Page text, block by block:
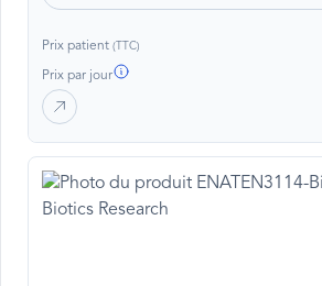
Prix patient (TTC)
Prix par jour